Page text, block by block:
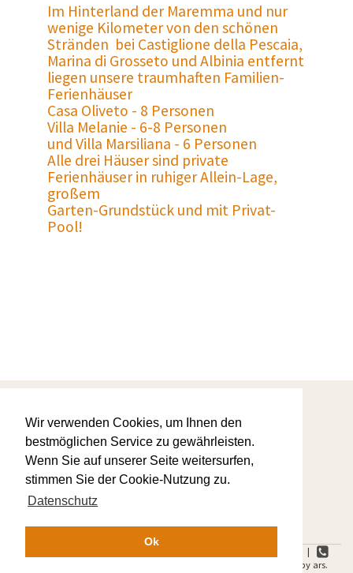
Wir verwenden Cookies, um Ihnen den
bestmöglichen Service zu gewährleisten.
Wenn Sie auf unserer Seite weitersurfen,
stimmen Sie der Cookie-Nutzung zu.
Datenschutz
Ok
Im Hinterland der Maremma und nur
wenige Kilometer von den schönen
Stränden bei Castiglione della Pescaia,
Marina di Grosseto und Albinia entfernt
liegen unsere traumhaften Familien-
Ferienhäuser
Casa Oliveto - 8 Personen
Villa Melanie - 6-8 Personen
und Villa Marsiliana - 6 Personen
Alle drei Häuser sind private
Ferienhäuser in ruhiger Allein-Lage,
großem
Garten-Grundstück und mit Privat-
Pool!
Warum wir
Ihre Favoriten
Kontaktanfrage
Datenschutz
ars.Feriendomizile | Heideweg 11 | 83224 Grassau-Mietenkam |
+49 8641 59 13017 | Copyright © 2016 by ars.